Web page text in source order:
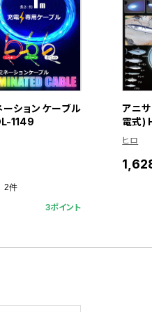
ションケーブル
1149
2件
3ポイント
アニ
電式)
ヒロ